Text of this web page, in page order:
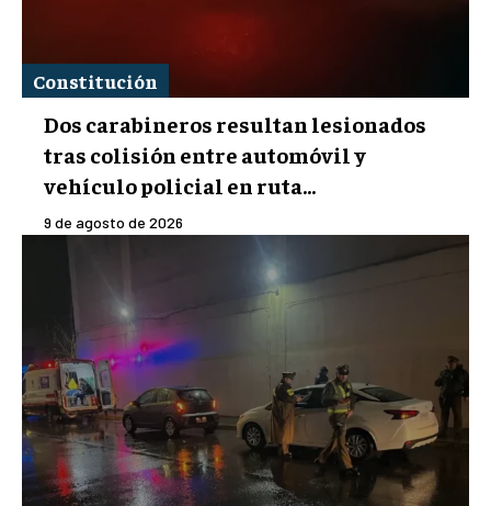
Constitución
Dos carabineros resultan lesionados
tras colisión entre automóvil y
vehículo policial en ruta...
9 de agosto de 2026